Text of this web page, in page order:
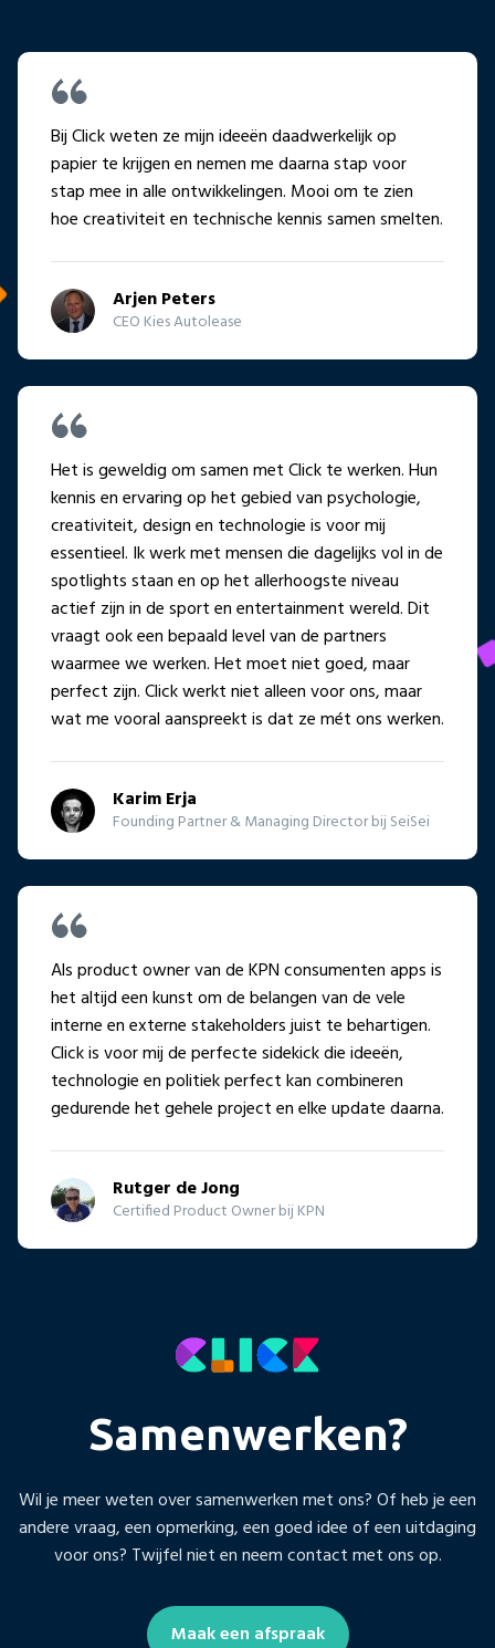
Bij Click weten ze mijn ideeën daadwerkelijk op
papier te krijgen en nemen me daarna stap voor
stap mee in alle ontwikkelingen. Mooi om te zien
hoe creativiteit en technische kennis samen smelten.
Arjen Peters
CEO Kies Autolease
Het is geweldig om samen met Click te werken. Hun
kennis en ervaring op het gebied van psychologie,
creativiteit, design en technologie is voor mij
essentieel. Ik werk met mensen die dagelijks vol in de
spotlights staan en op het allerhoogste niveau
actief zijn in de sport en entertainment wereld. Dit
vraagt ook een bepaald level van de partners
waarmee we werken. Het moet niet goed, maar
perfect zijn. Click werkt niet alleen voor ons, maar
wat me vooral aanspreekt is dat ze mét ons werken.
Karim Erja
Founding Partner & Managing Director bij SeiSei
Als product owner van de KPN consumenten apps is
het altijd een kunst om de belangen van de vele
interne en externe stakeholders juist te behartigen.
Click is voor mij de perfecte sidekick die ideeën,
technologie en politiek perfect kan combineren
gedurende het gehele project en elke update daarna.
Rutger de Jong
Certified Product Owner bij KPN
Samenwerken?
Wil je meer weten over samenwerken met ons? Of heb je een
andere vraag, een opmerking, een goed idee of een uitdaging
voor ons? Twijfel niet en neem contact met ons op.
Maak een afspraak